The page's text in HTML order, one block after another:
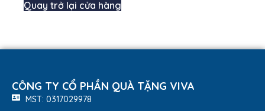
Quay trở lại cửa hàng
CÔNG TY CỔ PHẦN QUÀ TẶNG VIVA
MST: 0317029978